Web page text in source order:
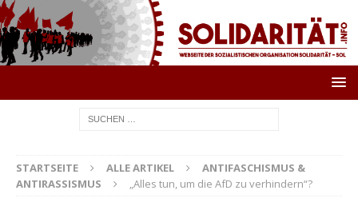
STARTSEITE ALLE ARTIKEL
ANTIFASCHISMUS &
ANTIRASSISMUS
„Alles tun, um die AfD zu verhindern“?